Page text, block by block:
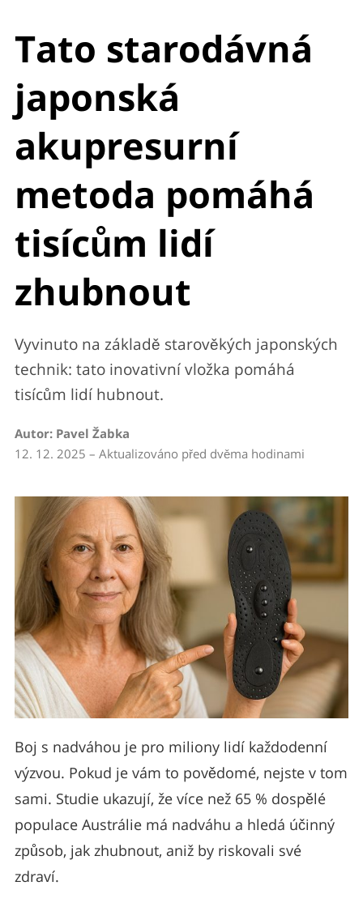
Tato starodávná
japonská
akupresurní
metoda pomáhá
tisícům lidí
zhubnout
Vyvinuto na základě starověkých japonských
technik: tato inovativní vložka pomáhá
tisícům lidí hubnout.
Autor: Pavel Žabka
12. 12. 2025 – Aktualizováno před dvěma hodinami
Boj s nadváhou je pro miliony lidí každodenní
výzvou. Pokud je vám to povědomé, nejste v tom
sami. Studie ukazují, že více než 65 % dospělé
populace Austrálie má nadváhu a hledá účinný
způsob, jak zhubnout, aniž by riskovali své
zdraví.